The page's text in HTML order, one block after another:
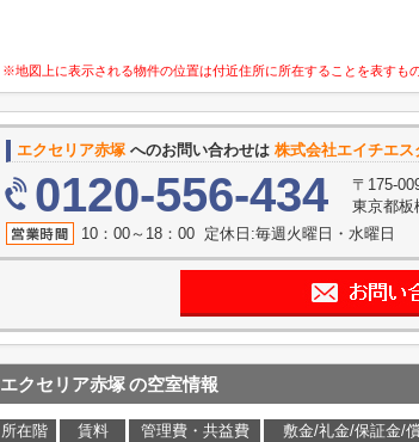
※地図上に表示される物件の位置は付近住所に所在することを表すも
エクセリア赤塚 へのお問い合わせは 株式会社エイチエ
0120-556-434
〒175-
東京都板
10：00～18：00 定休日:毎週火曜日・水曜日
エクセリア赤塚の空室情報
所在階 賃料 管理費・共益費 敷金/礼金/保証金/